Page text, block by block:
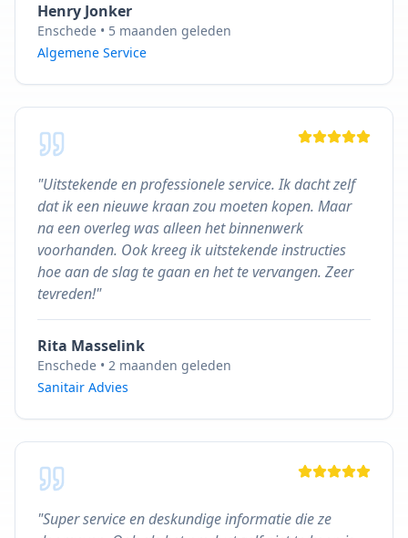
Henry Jonker
Enschede • 5 maanden geleden
Algemene Service
"Uitstekende en professionele service. Ik dacht zelf
dat ik een nieuwe kraan zou moeten kopen. Maar
na een overleg was alleen het binnenwerk
voorhanden. Ook kreeg ik uitstekende instructies
hoe aan de slag te gaan en het te vervangen. Zeer
tevreden!"
Rita Masselink
Enschede • 2 maanden geleden
Sanitair Advies
"Super service en deskundige informatie die ze